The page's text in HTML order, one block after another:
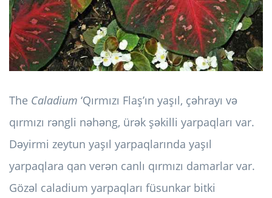
The Caladium ‘Qırmızı Flaş’ın yaşıl, çəhrayı və
qırmızı rəngli nəhəng, ürək şəkilli yarpaqları var.
Dəyirmi zeytun yaşıl yarpaqlarında yaşıl
yarpaqlara qan verən canlı qırmızı damarlar var.
Gözəl caladium yarpaqları füsunkar bitki